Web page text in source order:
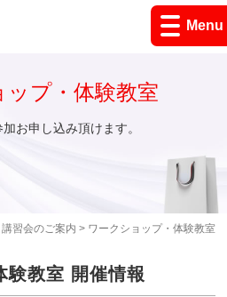
Menu
講習会のご案内 > ワークショップ・体験教室
ップ・体験教室
お申し込み頂けます。
験教室 開催情報